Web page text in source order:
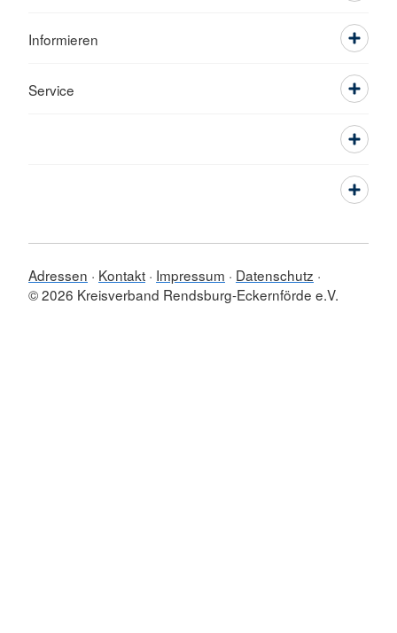
Informieren
Service
Adressen Kontakt Impressum
Datenschutz
© 2026 Kreisverband Rendsburg-Eckernförde e.V.